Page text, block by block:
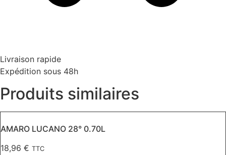
Livraison rapide
Expédition sous 48h
Produits similaires
AMARO LUCANO 28° 0.70L
18,96 € TTC